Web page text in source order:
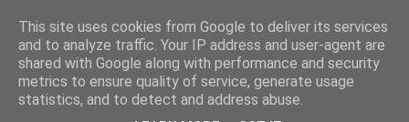
This site uses cookies from Google to deliver its services
and to analyze traffic. Your IP address and user-agent are
shared with Google along with performance and security
metrics to ensure quality of service, generate usage
statistics, and to detect and address abuse.